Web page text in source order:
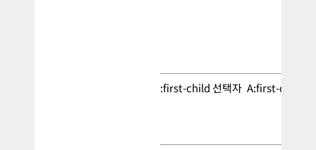
:first-child 선택자 A:first-child